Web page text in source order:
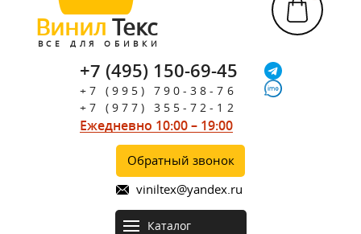
Винил Текс
ВСЕ ДЛЯ ОБИВКИ
+7 (495) 150-69-45
+7 (995) 790-38-76
+7 (977) 355-72-12
Ежедневно 10:00 – 19:00
Обратный звонок
viniltex@yandex.ru
Каталог